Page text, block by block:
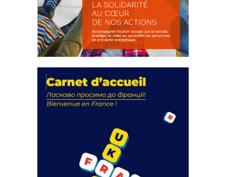
actions
18 septembre 2023
FEUILLETER